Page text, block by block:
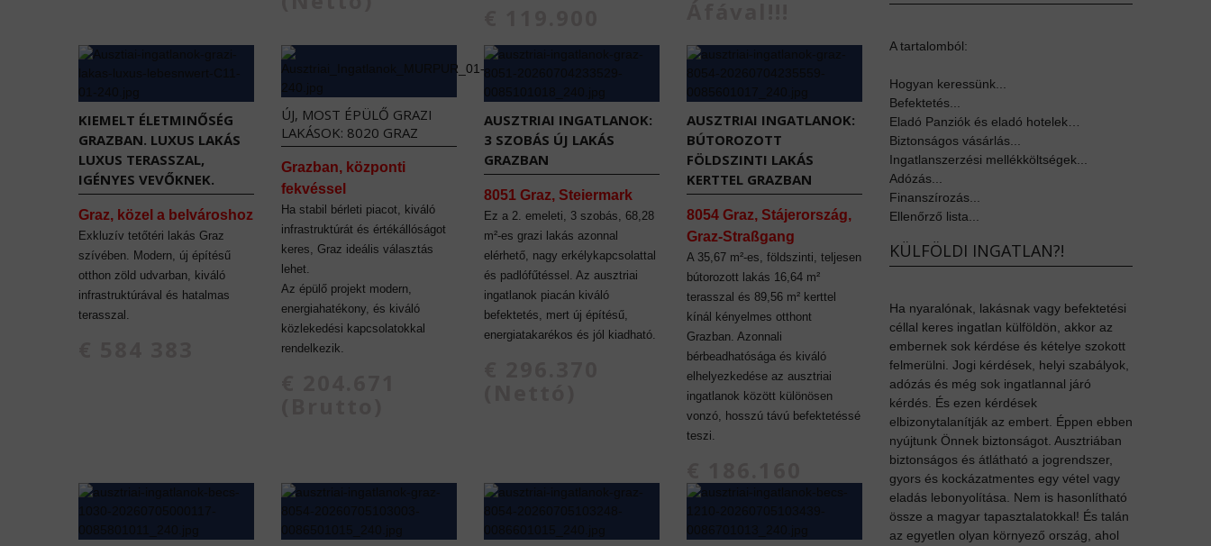
AUSZTRIAI INGATLANOK:
3 SZOBÁS ÚJ LAKÁS
GRAZBAN
8051 Graz, Steiermark
Ez a 2. emeleti, 3 szobás, 68,28
m²-es grazi lakás azonnal
elérhető, nagy erkélykapcsolattal
és padlófűtéssel. Az ausztriai
ingatlanok piacán kiváló
befektetés, mert új építésű,
energiatakarékos és jól kiadható.
KIEMELT ÉLETMINŐSÉG
GRAZBAN. LUXUS LAKÁS
LUXUS TERASSZAL,
IGÉNYES VEVŐKNEK.
Graz, közel a belvároshoz
Exkluzív tetőtéri lakás Graz
szívében. Modern, új építésű
otthon zöld udvarban, kiváló
infrastruktúrával és hatalmas
terasszal.
AUSZTRIAI INGATLANOK:
BÚTOROZOTT
FÖLDSZINTI LAKÁS
KERTTEL GRAZBAN
8054 Graz, Stájerország,
Graz-Straßgang
A 35,67 m²-es, földszinti, teljesen
bútorozott lakás 16,64 m²
terasszal és 89,56 m² kerttel
kínál kényelmes otthont
Grazban. Azonnali
bérbeadhatósága és kiváló
elhelyezkedése az ausztriai
ingatlanok között különösen
vonzó, hosszú távú befektetéssé
teszi.
(Nettó)
ÚJ, MOST ÉPÜLŐ GRAZI
LAKÁSOK: 8020 GRAZ
Grazban, központi
fekvéssel
Ha stabil bérleti piacot, kiváló
infrastruktúrát és értékállóságot
keres, Graz ideális választás
lehet.
Az épülő projekt modern,
energiahatékony, és kiváló
közlekedési kapcsolatokkal
rendelkezik.
A tartalomból:
Hogyan keressünk...
Befektetés...
Eladó Panziók és eladó hotelek…
Biztonságos vásárlás...
Ingatlanszerzési mellékköltségek...
Adózás...
Finanszírozás...
Ellenőrző lista...
KÜLFÖLDI INGATLAN?!
Ha nyaralónak, lakásnak vagy befektetési
céllal keres ingatlan külföldön, akkor az
embernek sok kérdése és kételye szokott
felmerülni. Jogi kérdések, helyi szabályok,
adózás és még sok ingatlannal járó
kérdés. És ezen kérdések
elbizonytalanítják az embert. Éppen ebben
nyújtunk Önnek biztonságot. Ausztriában
biztonságos és átlátható a jogrendszer,
gyors és kockázatmentes egy vétel vagy
eladás lebonyolítása. Nem is hasonlítható
össze a magyar tapasztalatokkal! És talán
az egyetlen olyan környező ország, ahol